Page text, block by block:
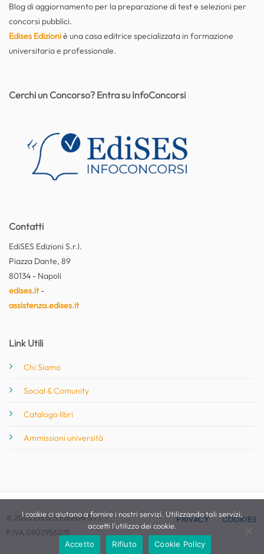
Blog di aggiornamento per la preparazione di test e selezioni per
concorsi pubblici.
Edises Edizioniè una casa editrice specializzata in formazione
universitaria e professionale.
Contatti
EdiSES Edizioni S.r.l.
Piazza Dante, 89
80134 - Napoli
edises.it-
assistenza.edises.it
Link Utili
Chi Siamo
Social & Comunity
Catalogo libri
Ammissioni università
Cerchi un Concorso? Entra su InfoConcorsi
© 2026 EdiSES Edizioni S.r.l. -
P.IVA 09029561215
PRIVACY COOKIES
I cookie ci aiutano a fornire i nostri servizi. Utilizzando tali servizi,
accetti l'utilizzo dei cookie.
Accetto
Rifiuto Cookie Policy